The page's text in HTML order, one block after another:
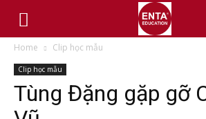
Home Clip học mẫu
Clip học mẫu
Tùng Đặng gặp gỡ